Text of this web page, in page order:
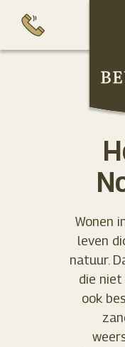
Wonen
leven
natuur.
die niet
ook